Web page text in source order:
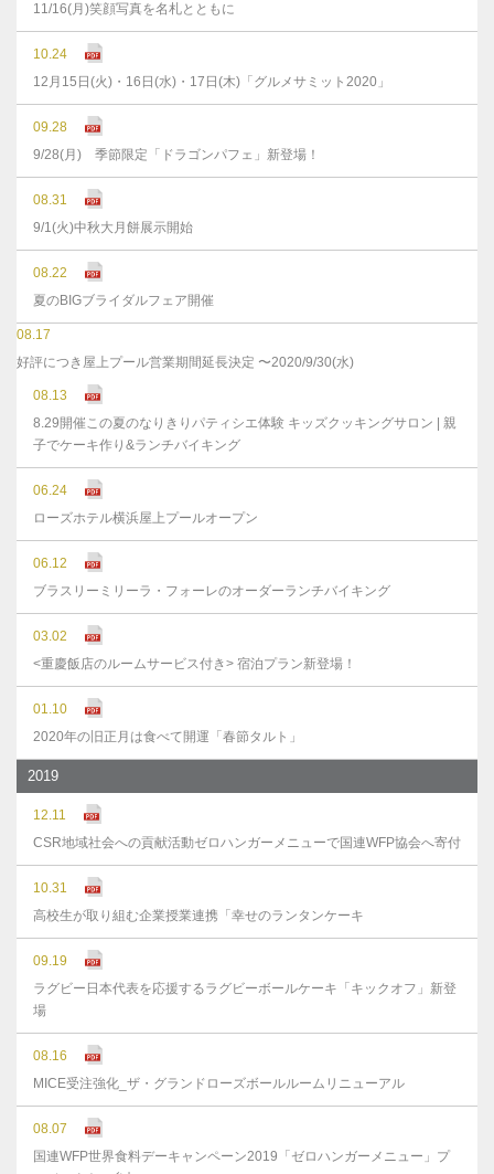
11/16(月)笑顔写真を名札とともに
10.24
12月15日(火)・16日(水)・17日(木)「グルメサミット2020」
09.28
9/28(月) 季節限定「ドラゴンパフェ」新登場！
08.31
9/1(火)中秋大月餅展示開始
08.22
夏のBIGブライダルフェア開催
08.17
好評につき屋上プール営業期間延長決定 〜2020/9/30(水)
08.13
8.29開催この夏のなりきりパティシエ体験 キッズクッキングサロン | 親
子でケーキ作り&ランチバイキング
06.24
ローズホテル横浜屋上プールオープン
06.12
ブラスリーミリーラ・フォーレのオーダーランチバイキング
03.02
<重慶飯店のルームサービス付き> 宿泊プラン新登場！
01.10
2020年の旧正月は食べて開運「春節タルト」
2019
12.11
CSR地域社会への貢献活動ゼロハンガーメニューで国連WFP協会へ寄付
10.31
高校生が取り組む企業授業連携「幸せのランタンケーキ
09.19
ラグビー日本代表を応援するラグビーボールケーキ「キックオフ」新登
場
08.16
MICE受注強化_ザ・グランドローズボールルームリニューアル
08.07
国連WFP世界食料デーキャンペーン2019「ゼロハンガーメニュー」プ